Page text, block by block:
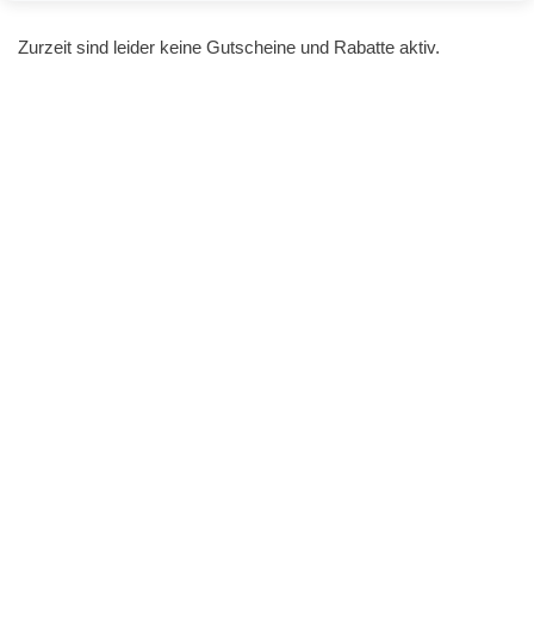
Zurzeit sind leider keine Gutscheine und Rabatte aktiv.